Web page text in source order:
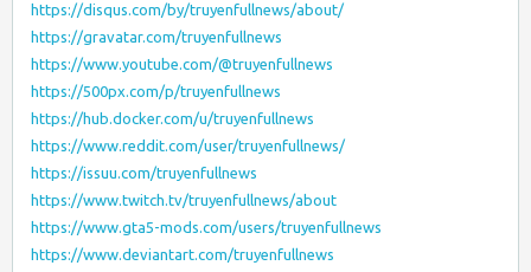
https://disqus.com/by/truyenfullnews/about/
https://gravatar.com/truyenfullnews
https://www.youtube.com/@truyenfullnews
https://500px.com/p/truyenfullnews
https://hub.docker.com/u/truyenfullnews
https://www.reddit.com/user/truyenfullnews/
https://issuu.com/truyenfullnews
https://www.twitch.tv/truyenfullnews/about
https://www.gta5-mods.com/users/truyenfullnews
https://www.deviantart.com/truyenfullnews